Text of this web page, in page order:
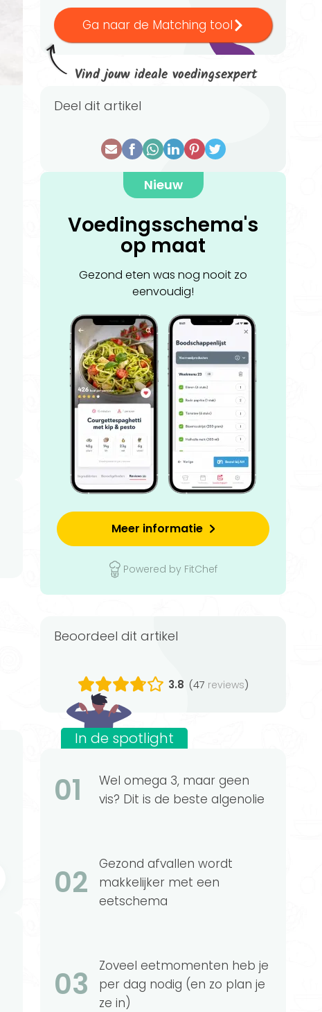
Ga naar de Matching tool
Vind jouw ideale voedingsexpert
Deel dit artikel
Nieuw
Voedingsschema's
op maat
Gezond eten was nog nooit zo
eenvoudig!
Meer informatie
Powered by FitChef
Beoordeel dit artikel
3.8 (47 reviews)
In de spotlight
01
Wel omega 3, maar geen
vis? Dit is de beste algenolie
02
Gezond afvallen wordt
makkelijker met een
eetschema
03
Zoveel eetmomenten heb je
per dag nodig (en zo plan je
ze in)